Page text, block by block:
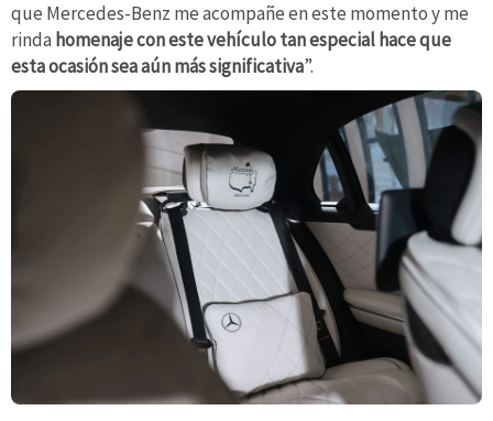
que Mercedes-Benz me acompañe en este momento y me
rinda homenaje con este vehículo tan especial hace que
esta ocasión sea aún más significativa”.